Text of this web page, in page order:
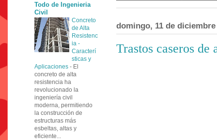
domingo, 11 de diciembre
Trastos caseros de
Todo de Ingenieria
Civil
Concreto
de Alta
Resistenc
ia -
Caracterí
sticas y
Aplicaciones - El
concreto de alta
resistencia ha
revolucionado la
ingeniería civil
moderna, permitiendo
la construcción de
estructuras más
esbeltas, altas y
eficiente...